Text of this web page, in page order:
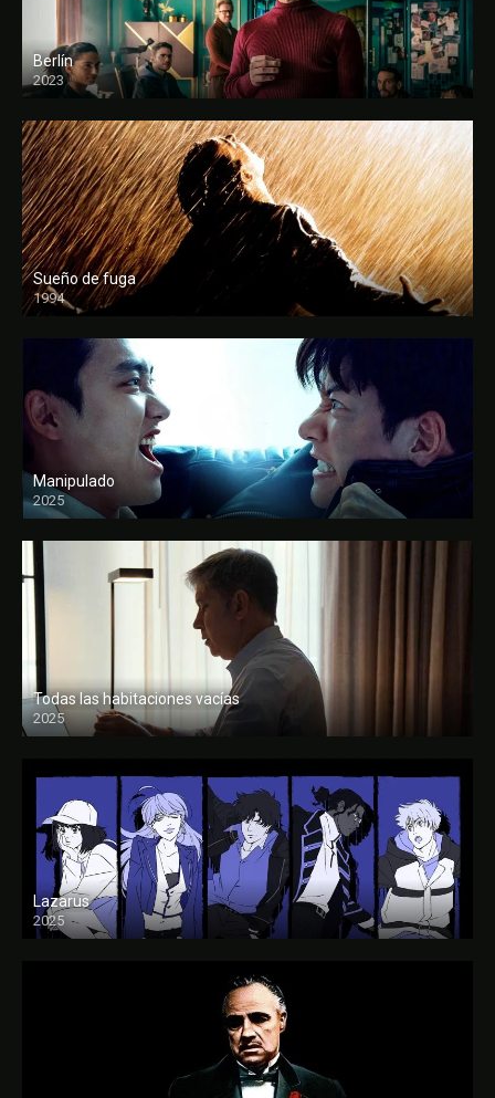
Berlín
2023
Sueño de fuga
1994
FULL HD
Manipulado
2025
Todas las habitaciones vacías
2025
FULL HD
Lazarus
2025